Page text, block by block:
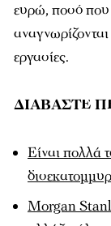
ευρώ, ποσό που
εργασίες.
ΔΙΑΒΑΣΤΕ
Είναι πολλά
Morgan